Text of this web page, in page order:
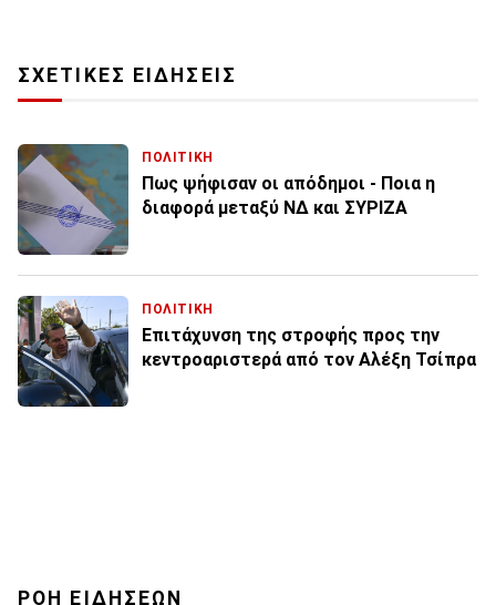
ΣΧΕΤΙΚΕΣ ΕΙΔΗΣΕΙΣ
ΠΟΛΙΤΙΚΗ
Πως ψήφισαν οι απόδημοι - Ποια η
διαφορά μεταξύ ΝΔ και ΣΥΡΙΖΑ
ΠΟΛΙΤΙΚΗ
Επιτάχυνση της στροφής προς την
κεντροαριστερά από τον Αλέξη Τσίπρα
ΡΟΗ ΕΙΔΗΣΕΩΝ